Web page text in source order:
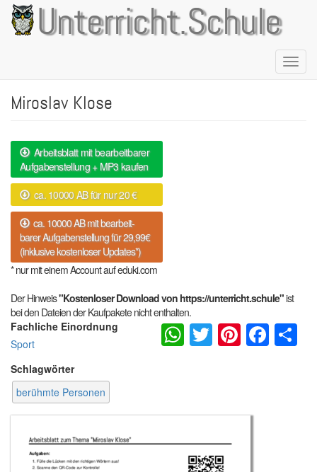
Direkt
zum
Inhalt
Unterricht.Schule
Miroslav Klose
Arbeitsblatt mit bearbeitbarer
Aufgabenstellung + MP3 kaufen
ca. 10000 AB für nur 20 €
ca. 10000 AB mit bearbeit-
barer Aufgabenstellung für 29,99€
(inklusive kostenloser Updates*)
* nur mit einem Account auf eduki.com
Der Hinweis"Kostenloser Download von https://unterricht.schule"ist
bei den Dateien der Kaufpakete nicht enthalten.
Fachliche Einordnung
Sport
Schlagwörter
berühmte Personen
WhatsApp
Twitter